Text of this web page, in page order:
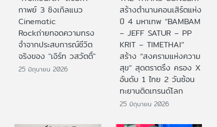
กาพย์ 3 ซิงเกิลแนว
Cinematic
Rockถ่ายทอดความทรง
จำจากประสบการณ์ชีวิต
จริงของ "เอิร์ท วสวัตติ์"
25 มิถุนายน 2026
สร้างตำนานคอนเสิร์ตแห่ง
ปี 4 มหาเทพ “BAMBAM
– JEFF SATUR – PP
KRIT – TIMETHAI”
สร้าง “สงครามแห่งความ
สุข” สุดตราตรึง ครอง X
อันดับ 1 ไทย 2 วันซ้อน
ทะยานติดเทรนด์โลก
25 มิถุนายน 2026